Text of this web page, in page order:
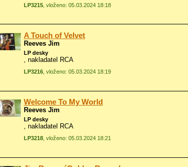
LP3215 , vloženo: 05.03.2024 18:18
A Touch of Velvet
Reeves Jim
LP desky
, nakladatel RCA
LP3216 , vloženo: 05.03.2024 18:19
Welcome To My World
Reeves Jim
LP desky
, nakladatel RCA
LP3218 , vloženo: 05.03.2024 18:21